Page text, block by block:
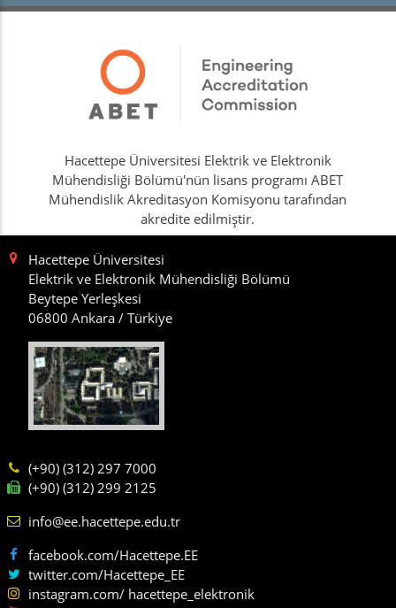
Hacettepe Üniversitesi Elektrik ve Elektronik
Mühendisliği Bölümü'nün lisans programı ABET
Mühendislik Akreditasyon Komisyonu tarafından
akredite edilmiştir.
Hacettepe Üniversitesi
Elektrik ve Elektronik Mühendisliği Bölümü
Beytepe Yerleşkesi
06800 Ankara / Türkiye
(+90) (312) 297 7000
(+90) (312) 299 2125
info@ee.hacettepe.edu.tr
facebook.com/Hacettepe.EE
twitter.com/Hacettepe_EE
instagram.com/ hacettepe_elektronik